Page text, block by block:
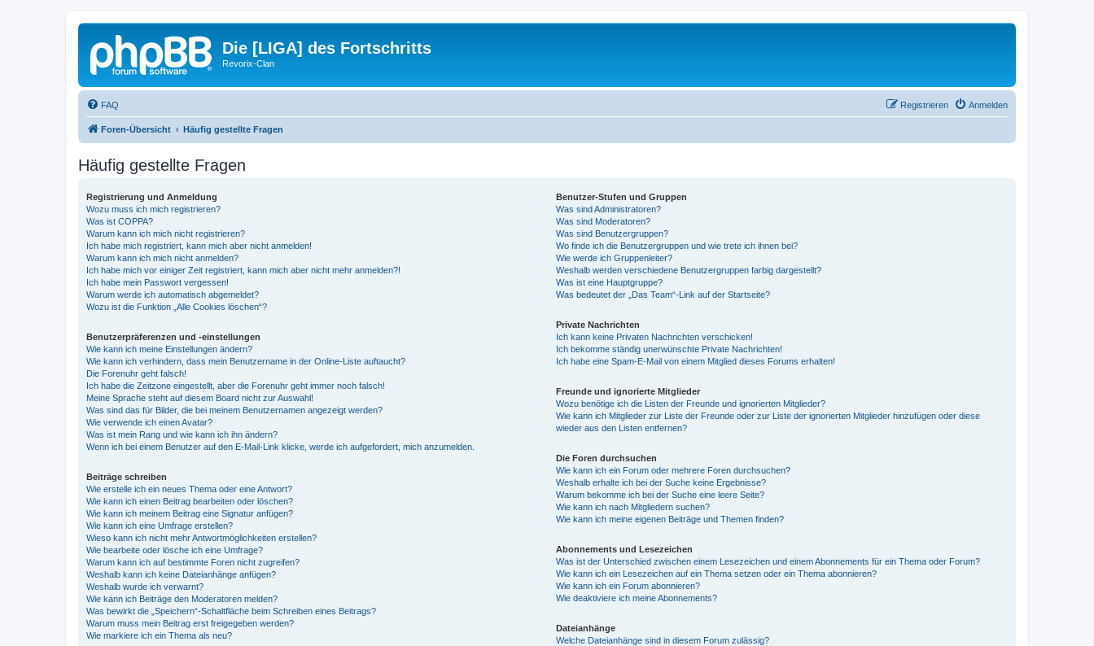
Die [LIGA] des Fortschritts
Revorix-Clan
FAQ Anmelden
Registrieren
Foren-Übersicht Häufig gestellte Fragen
Häufig gestellte Fragen
Registrierung und Anmeldung
Wozu muss ich mich registrieren?
Was ist COPPA?
Warum kann ich mich nicht registrieren?
Ich habe mich registriert, kann mich aber nicht anmelden!
Warum kann ich mich nicht anmelden?
Ich habe mich vor einiger Zeit registriert, kann mich aber nicht mehr anmelden?!
Ich habe mein Passwort vergessen!
Warum werde ich automatisch abgemeldet?
Wozu ist die Funktion „Alle Cookies löschen“?
Benutzerpräferenzen und -einstellungen
Wie kann ich meine Einstellungen ändern?
Wie kann ich verhindern, dass mein Benutzername in der Online-Liste auftaucht?
Die Forenuhr geht falsch!
Ich habe die Zeitzone eingestellt, aber die Forenuhr geht immer noch falsch!
Meine Sprache steht auf diesem Board nicht zur Auswahl!
Was sind das für Bilder, die bei meinem Benutzernamen angezeigt werden?
Wie verwende ich einen Avatar?
Was ist mein Rang und wie kann ich ihn ändern?
Wenn ich bei einem Benutzer auf den E-Mail-Link klicke, werde ich aufgefordert, mich anzumelden.
Beiträge schreiben
Wie erstelle ich ein neues Thema oder eine Antwort?
Wie kann ich einen Beitrag bearbeiten oder löschen?
Wie kann ich meinem Beitrag eine Signatur anfügen?
Wie kann ich eine Umfrage erstellen?
Wieso kann ich nicht mehr Antwortmöglichkeiten erstellen?
Wie bearbeite oder lösche ich eine Umfrage?
Warum kann ich auf bestimmte Foren nicht zugreifen?
Weshalb kann ich keine Dateianhänge anfügen?
Weshalb wurde ich verwarnt?
Wie kann ich Beiträge den Moderatoren melden?
Was bewirkt die „Speichern“-Schaltfläche beim Schreiben eines Beitrags?
Warum muss mein Beitrag erst freigegeben werden?
Wie markiere ich ein Thema als neu?
Benutzer-Stufen und Gruppen
Was sind Administratoren?
Was sind Moderatoren?
Was sind Benutzergruppen?
Wo finde ich die Benutzergruppen und wie trete ich ihnen bei?
Wie werde ich Gruppenleiter?
Weshalb werden verschiedene Benutzergruppen farbig dargestellt?
Was ist eine Hauptgruppe?
Was bedeutet der „Das Team“-Link auf der Startseite?
Private Nachrichten
Ich kann keine Privaten Nachrichten verschicken!
Ich bekomme ständig unerwünschte Private Nachrichten!
Ich habe eine Spam-E-Mail von einem Mitglied dieses Forums erhalten!
Freunde und ignorierte Mitglieder
Wozu benötige ich die Listen der Freunde und ignorierten Mitglieder?
Wie kann ich Mitglieder zur Liste der Freunde oder zur Liste der ignorierten Mitglieder hinzufügen oder diese
wieder aus den Listen entfernen?
Die Foren durchsuchen
Wie kann ich ein Forum oder mehrere Foren durchsuchen?
Weshalb erhalte ich bei der Suche keine Ergebnisse?
Warum bekomme ich bei der Suche eine leere Seite?
Wie kann ich nach Mitgliedern suchen?
Wie kann ich meine eigenen Beiträge und Themen finden?
Abonnements und Lesezeichen
Was ist der Unterschied zwischen einem Lesezeichen und einem Abonnements für ein Thema oder Forum?
Wie kann ich ein Lesezeichen auf ein Thema setzen oder ein Thema abonnieren?
Wie kann ich ein Forum abonnieren?
Wie deaktiviere ich meine Abonnements?
Dateianhänge
Welche Dateianhänge sind in diesem Forum zulässig?